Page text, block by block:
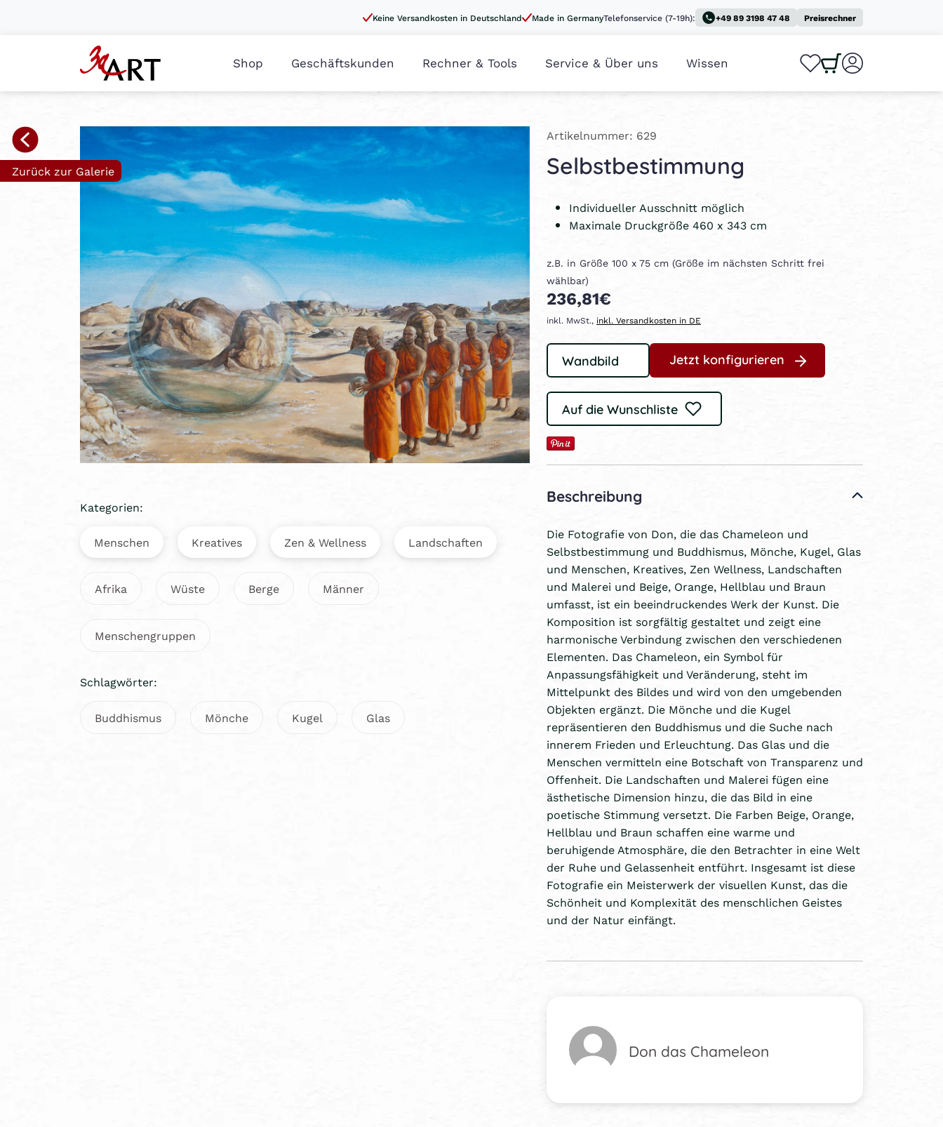
Keine Versandkosten in Deutschland Made in GermanyTelefonservice (7-19h): +49 89 3198 47 48 Preisrechner
Shop Geschäftskunden Rechner & Tools Service & Über uns Wissen 0
Zurück zur Galerie
Kategorien:
Menschen Kreatives Zen & Wellness Landschaften
Afrika Wüste Berge Männer
Menschengruppen
Schlagwörter:
Buddhismus Mönche Kugel Glas
Artikelnummer: 629
Selbstbestimmung
Individueller Ausschnitt möglich
Maximale Druckgröße 460 x 343 cm
z.B. in Größe 100 x 75 cm (Größe im nächsten Schritt frei
wählbar)
236,81€
inkl. MwSt., inkl. Versandkosten in DE
Jetzt konfigurieren
Auf die Wunschliste
Beschreibung
Die Fotografie von Don, die das Chameleon und
Selbstbestimmung und Buddhismus, Mönche, Kugel, Glas
und Menschen, Kreatives, Zen Wellness, Landschaften
und Malerei und Beige, Orange, Hellblau und Braun
umfasst, ist ein beeindruckendes Werk der Kunst. Die
Komposition ist sorgfältig gestaltet und zeigt eine
harmonische Verbindung zwischen den verschiedenen
Elementen. Das Chameleon, ein Symbol für
Anpassungsfähigkeit und Veränderung, steht im
Mittelpunkt des Bildes und wird von den umgebenden
Objekten ergänzt. Die Mönche und die Kugel
repräsentieren den Buddhismus und die Suche nach
innerem Frieden und Erleuchtung. Das Glas und die
Menschen vermitteln eine Botschaft von Transparenz und
Offenheit. Die Landschaften und Malerei fügen eine
ästhetische Dimension hinzu, die das Bild in eine
poetische Stimmung versetzt. Die Farben Beige, Orange,
Hellblau und Braun schaffen eine warme und
beruhigende Atmosphäre, die den Betrachter in eine Welt
der Ruhe und Gelassenheit entführt. Insgesamt ist diese
Fotografie ein Meisterwerk der visuellen Kunst, das die
Schönheit und Komplexität des menschlichen Geistes
und der Natur einfängt.
Don das Chameleon